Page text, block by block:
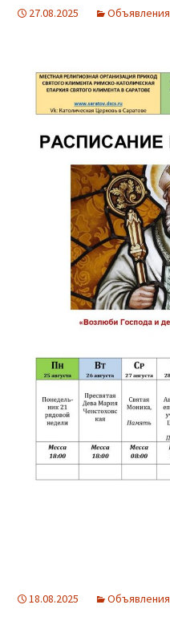
27.08.2025 Объявления
18.08.2025 Объявления